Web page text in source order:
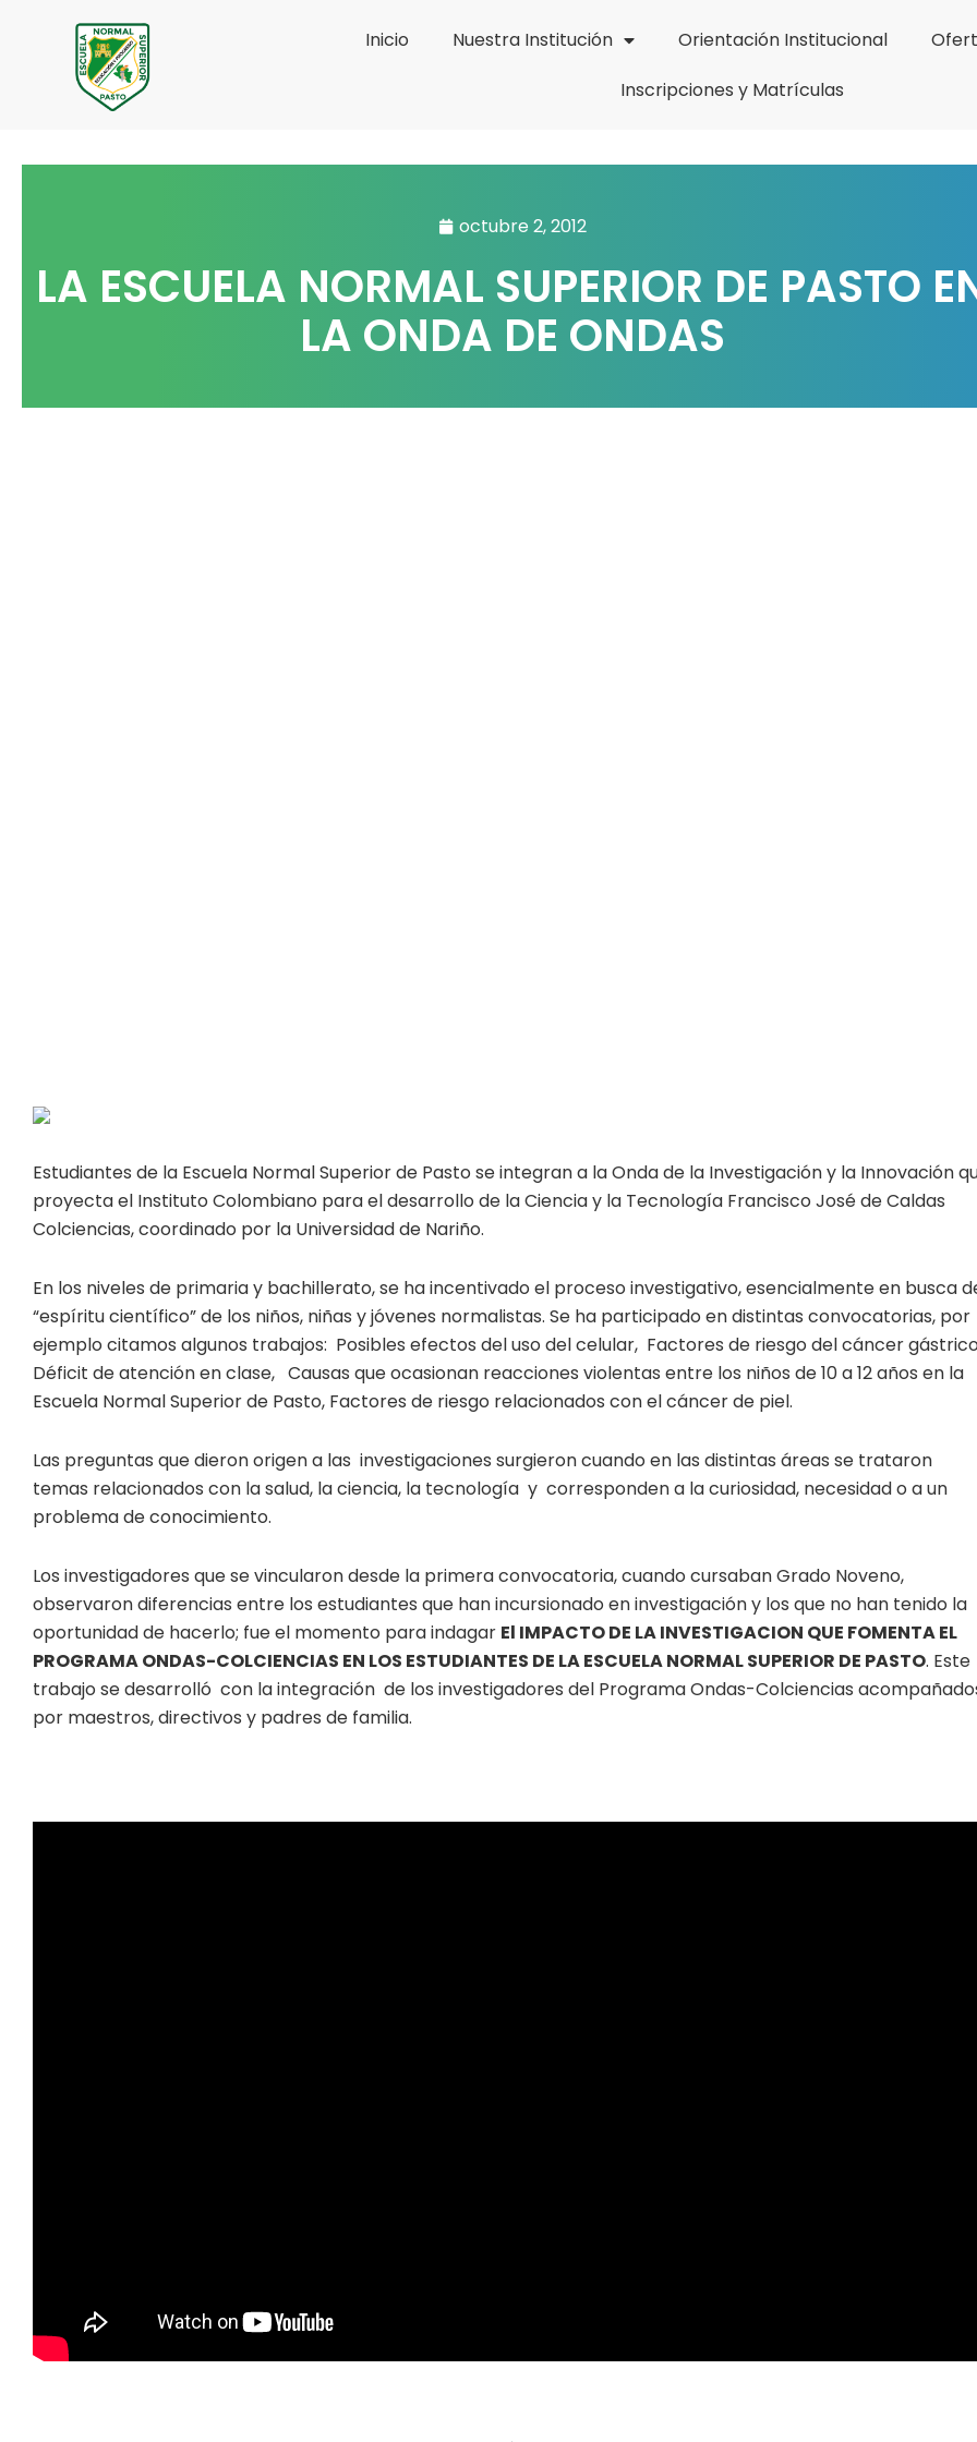
contenido
Inicio Nuestra Institución Orientación Institucional
Inscripciones y Matrículas
octubre 2, 2012
LA ESCUELA NORMAL SUPERIOR DE PASTO
LA ONDA DE ONDAS
Estudiantes de la Escuela Normal Superior de Pasto se integran a la Onda de la Investigación y la Innovación
proyecta el Instituto Colombiano para el desarrollo de la Ciencia y la Tecnología Francisco José de Caldas
Colciencias, coordinado por la Universidad de Nariño.
En los niveles de primaria y bachillerato, se ha incentivado el proceso investigativo, esencialmente en busca
“espíritu científico” de los niños, niñas y jóvenes normalistas. Se ha participado en distintas convocatorias, por
ejemplo citamos algunos trabajos: Posibles efectos del uso del celular, Factores de riesgo del cáncer
Déficit de atención en clase, Causas que ocasionan reacciones violentas entre los niños de 10 a 12 años en la
Escuela Normal Superior de Pasto, Factores de riesgo relacionados con el cáncer de piel.
Las preguntas que dieron origen a las investigaciones surgieron cuando en las distintas áreas se trataron
temas relacionados con la salud, la ciencia, la tecnología y corresponden a la curiosidad, necesidad o a un
problema de conocimiento.
Los investigadores que se vincularon desde la primera convocatoria, cuando cursaban Grado Noveno,
observaron diferencias entre los estudiantes que han incursionado en investigación y los que no han tenido la
oportunidad de hacerlo; fue el momento para indagar El IMPACTO DE LA INVESTIGACION QUE FOMENTA EL
PROGRAMA ONDAS-COLCIENCIAS EN LOS ESTUDIANTES DE LA ESCUELA NORMAL SUPERIOR DE PASTO. Este
trabajo se desarrolló con la integración de los investigadores del Programa Ondas-Colciencias
por maestros, directivos y padres de familia.